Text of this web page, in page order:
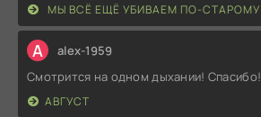
МЫ ВСЁ ЕЩЁ УБИВАЕМ ПО-СТАРОМУ
A alex-1959
Смотрится на одном дыхании! Спасибо!
АВГУСТ